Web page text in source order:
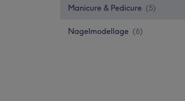
Manicure & Pedicure (5)
Nagelmodellage (6)